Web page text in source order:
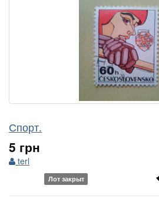
Спорт.
5 грн
terl
Лот закрыт